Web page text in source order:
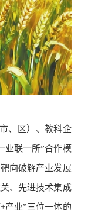
、区）、教科企
业联一所”合作模
向破解产业发展
、先进技术集成
产业”三位一体的